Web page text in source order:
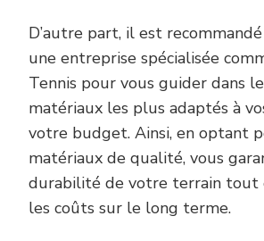
D’autre part, il est
une entreprise spécialisée
Tennis pour vous guider dans
matériaux les plus adaptés à
votre budget. Ainsi, en optant
matériaux de qualité, vous
durabilité de votre terrain tout
les coûts sur le long terme.